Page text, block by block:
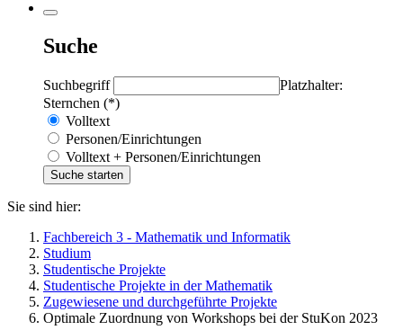
Suche
Suchbegriff
Platzhalter:
Sternchen (*)
Volltext
Personen/Einrichtungen
Volltext + Personen/Einrichtungen
Sie sind hier:
Fachbereich 3 - Mathematik und Informatik
Studium
Studentische Projekte
Studentische Projekte in der Mathematik
Zugewiesene und durchgeführte Projekte
Optimale Zuordnung von Workshops bei der StuKon 2023